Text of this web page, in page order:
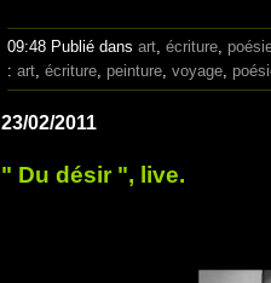
09:48 Publié dans art écriture
: art écriture peinture voyage
23/02/2011
" Du désir ", live.